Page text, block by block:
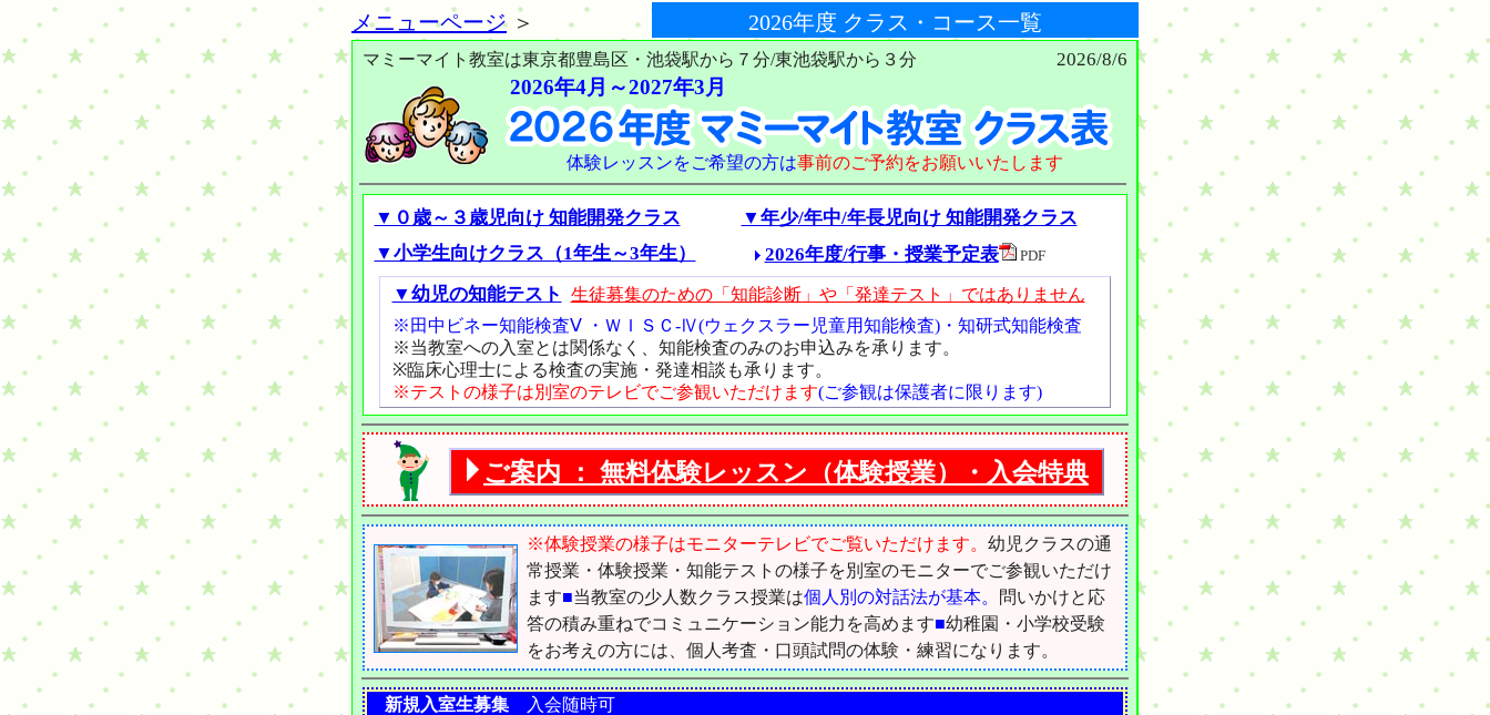
メニューページ＞ 2026年度 クラス・コース一覧
マミーマイト教室は東京都豊島区・池袋駅から７分/東池袋駅から３分 2026/8/6
2026年4月～2027年3月
体験レッスンをご希望の方は事前のご予約をお願いいたします
▼０歳～３歳児向け 知能開発クラス
▼年少/年中/年長児向け 知能開発クラス
▼小学生向けクラス（1年生～3年生）
2026年度/行事・授業予定表 PDF
▼幼児の知能テスト
生徒募集のための「知能診断」や「発達テスト」ではありません
※田中ビネー知能検査Ⅴ ・ＷＩＳＣ-Ⅳ(ウェクスラー児童用知能検査)・知研式知能検査
※当教室への入室とは関係なく、知能検査のみのお申込みを承ります。
※臨床心理士による検査の実施・発達相談も承ります。
※テストの様子は別室のテレビでご参観いただけます(ご参観は保護者に限ります)
ご案内 ： 無料体験レッスン（体験授業）・入会特典
※体験授業の様子はモニターテレビでご覧いただけます。 幼児クラスの通
常授業・体験授業・知能テストの様子を別室のモニターでご参観いただけ
ます■当教室の少人数クラス授業は個人別の対話法が基本。
問いかけと応
答の積み重ねでコミュニケーション能力を高めます■幼稚園・小学校受験
をお考えの方には、個人考査・口頭試問の体験・練習になります。
新規入室生募集入会随時可